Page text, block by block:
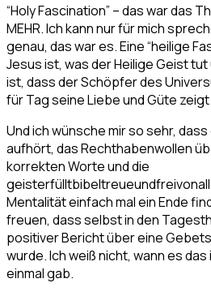
“Holy Fascination” – das war das
MEHR. Ich kann nur für mich
genau, das war es. Eine “heilige
Jesus ist, was der Heilige Geist
ist, dass der Schöpfer des
für Tag seine Liebe und Güte zeigt.
Und ich wünsche mir so sehr,
aufhört, das Rechthabenwollen
korrekten Worte und die
Mentalität einfach mal ein Ende
freuen, dass selbst in den
positiver Bericht über eine
wurde. Ich weiß nicht, wann es
einmal gab.